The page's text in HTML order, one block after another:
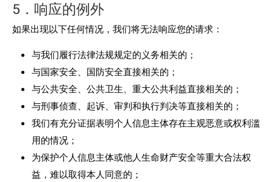
5．响应的例外
如果出现以下任何情况，我们将无法响应您的请求：
与我们履行法律法规规定的义务相关的；
与国家安全、国防安全直接相关的；
与公共安全、公共卫生、重大公共利益直接相关的；
与刑事侦查、起诉、审判和执行判决等直接相关的；
我们有充分证据表明个人信息主体存在主观恶意或权利滥
用的情况；
为保护个人信息主体或他人生命财产安全等重大合法权
益，难以取得本人同意的；